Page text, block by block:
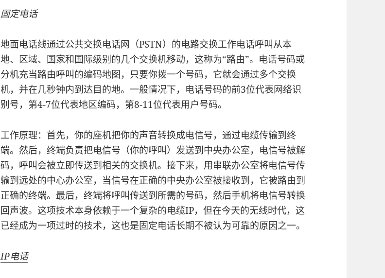
固定电话
地面电话线通过公共交换电话网（PSTN）的电路交换工作电话呼叫从本
地、区域、国家和国际级别的几个交换机移动，这称为“路由”。电话号码或
分机充当路由呼叫的编码地图，只要你拨一个号码，它就会通过多个交换
机，并在几秒钟内到达目的地。一般情况下，电话号码的前3位代表网络识
别号，第4-7位代表地区编码，第8-11位代表用户号码。
工作原理：首先，你的座机把你的声音转换成电信号，通过电缆传输到终
端。然后，终端负责把电信号（你的呼叫）发送到中央办公室，电信号被解
码，呼叫会被立即传送到相关的交换机。接下来，用串联办公室将电信号传
输到远处的中心办公室，当信号在正确的中央办公室被接收到，它被路由到
正确的终端。最后，终端将呼叫传送到所需的号码，然后手机将电信号转换
回声波。这项技术本身依赖于一个复杂的电缆IP，但在今天的无线时代，这
已经成为一项过时的技术，这也是固定电话长期不被认为可靠的原因之一。
IP电话